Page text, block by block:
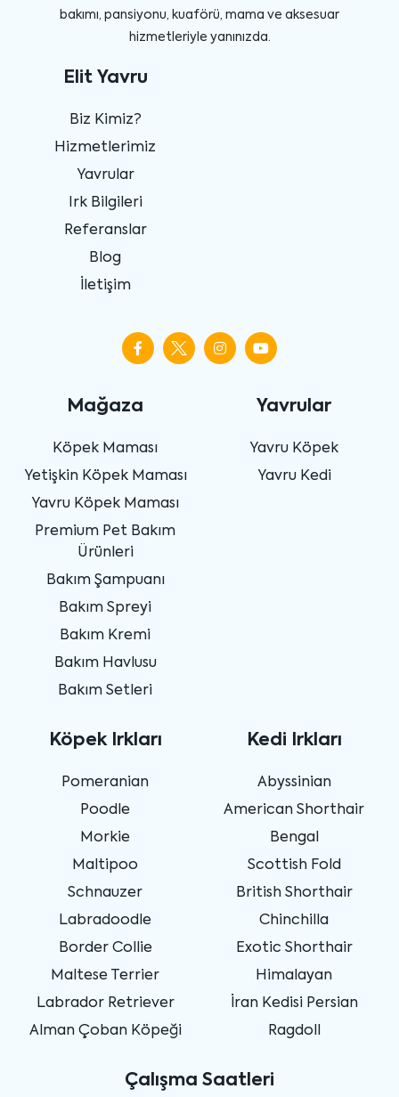
bakımı, pansiyonu, kuaförü, mama ve aksesuar
hizmetleriyle yanınızda.
Elit Yavru
Biz Kimiz?
Hizmetlerimiz
Yavrular
Irk Bilgileri
Referanslar
Blog
İletişim
Mağaza
Köpek Maması
Yetişkin Köpek Maması
Yavru Köpek Maması
Premium Pet Bakım
Ürünleri
Bakım Şampuanı
Bakım Spreyi
Bakım Kremi
Bakım Havlusu
Bakım Setleri
Yavrular
Yavru Köpek
Yavru Kedi
Köpek Irkları
Pomeranian
Poodle
Morkie
Maltipoo
Schnauzer
Labradoodle
Border Collie
Maltese Terrier
Labrador Retriever
Alman Çoban Köpeği
Kedi Irkları
Abyssinian
American Shorthair
Bengal
Scottish Fold
British Shorthair
Chinchilla
Exotic Shorthair
Himalayan
İran Kedisi Persian
Ragdoll
Çalışma Saatleri